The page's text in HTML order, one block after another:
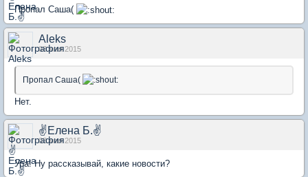
Пропал Саша(
Aleks
03 мая 2015
Пропал Саша(
Нет.
✌Елена Б.✌
03 мая 2015
Ура! Ну рассказывай, какие новости?